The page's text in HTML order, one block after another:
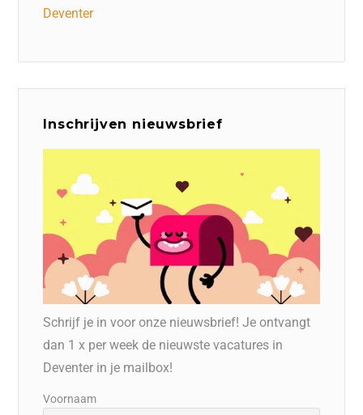
Deventer
Inschrijven nieuwsbrief
Schrijf je in voor onze nieuwsbrief! Je ontvangt
dan 1 x per week de nieuwste vacatures in
Deventer in je mailbox!
Voornaam